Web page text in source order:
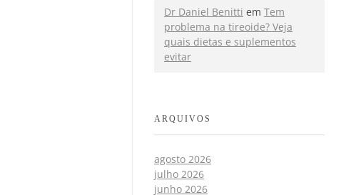
Dr Daniel Benitti em Tem
problema na tireoide? Veja
quais dietas e suplementos
evitar
ARQUIVOS
agosto 2026
julho 2026
junho 2026